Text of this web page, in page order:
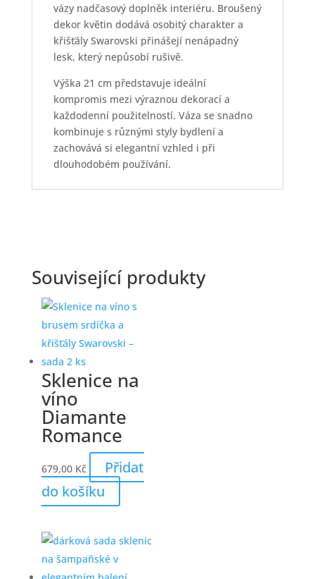
vázy nadčasový doplněk interiéru. Broušený
dekor květin dodává osobitý charakter a
křišťály Swarovski přinášejí nenápadný
lesk, který nepůsobí rušivě.
Výška 21 cm představuje ideální
kompromis mezi výraznou dekorací a
každodenní použitelností. Váza se snadno
kombinuje s různými styly bydlení a
zachovává si elegantní vzhled i při
dlouhodobém používání.
Související produkty
Sklenice na
víno
Diamante
Romance
679,00 Kč
Přidat
do košíku